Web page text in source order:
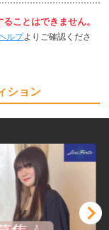
ことはできません。
ルプよりご確認くださ
ション